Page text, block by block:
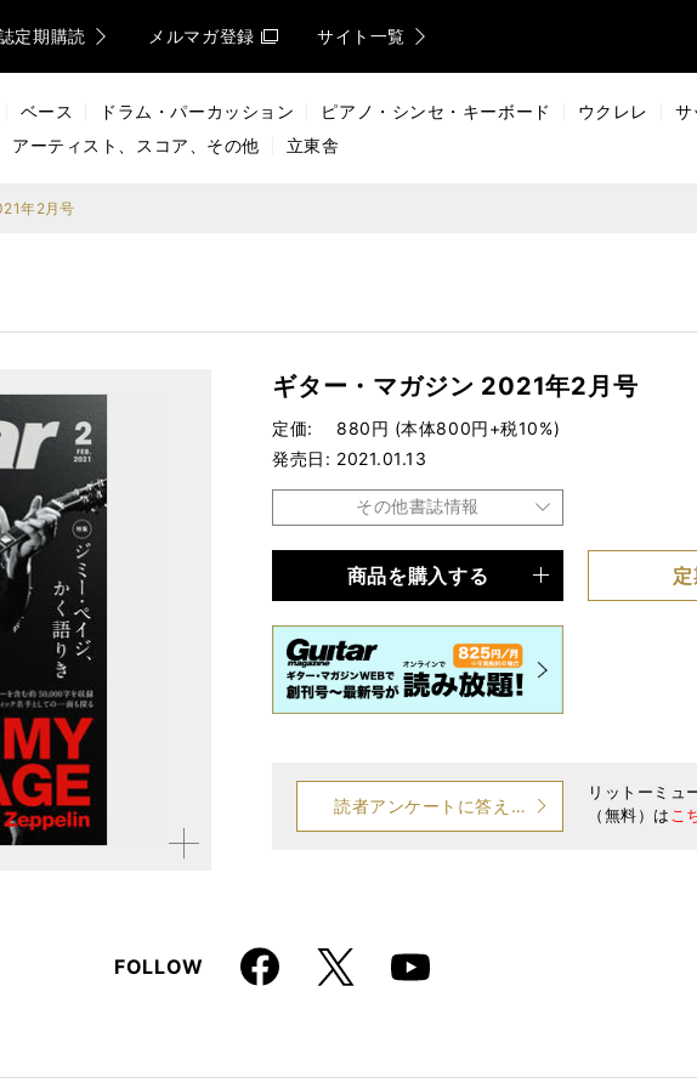
定期購読 メルマガ登録 サイト一覧
ベース ドラム・パーカッション ピアノ・シンセ・キーボード ウクレレ
サ
アーティスト、スコア、その他
立東舎
年2月号
拡大す
ギター・マガジン 2021年2月号
定価
880円 (本体800円+税10%)
発売日
2021.01.13
その他書誌情報
雑誌
仕様 A4変形判
商品を購入する
読者アンケートに答える
リットーミュ
（無料）はこ
FOLLOWFaceboo
k
X Youtube